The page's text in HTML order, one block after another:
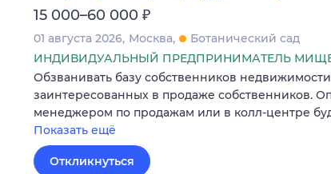
15 000–60 000 ₽
01 августа 2026 Москва
Ботанический сад
ИНДИВИДУАЛЬНЫЙ ПРЕДПРИНИМАТЕЛЬ
Обзванивать базу собственников
заинтересованных в продаже собственников.
менеджером по продажам или в колл-центре
Показать ещё
Откликнуться